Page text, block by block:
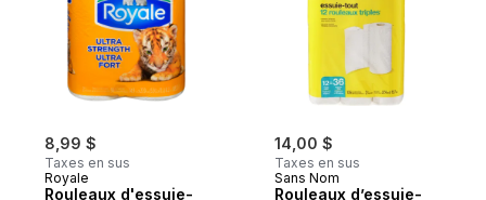
8,99 $
Taxes en sus
Royale
Rouleaux d'essuie-
14,00 $
Taxes en sus
Sans Nom
Rouleaux d’essuie-